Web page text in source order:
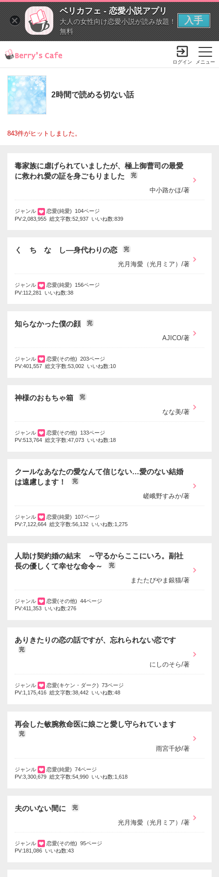
ベリカフェ - 恋愛小説アプリ
大人の女性向け恋愛小説が読み放題！
無料
入手
メニュー
ログイン
2時間で読める切ない話
843件がヒットしました。
毒家族に虐げられていましたが、極上御曹司の最愛
に救われ愛の証を身ごもりました
完
中小路かほ/著
ジャンル
恋愛(純愛) 104ページ
PV:2,083,955 総文字数:52,937 いいね数:839
く ち な し―身代わりの恋 完
光月海愛（光月ミア）/著
ジャンル
恋愛(純愛) 156ページ
PV:112,281 いいね数:38
知らなかった僕の顔 完
AJICO/著
ジャンル
恋愛(その他) 203ページ
PV:401,557 総文字数:53,002 いいね数:10
神様のおもちゃ箱 完
なな美/著
ジャンル
恋愛(その他) 133ページ
PV:513,764 総文字数:47,073 いいね数:18
クールなあなたの愛なんて信じない…愛のない結婚
は遠慮します！
完
嵯峨野すみか/著
ジャンル
恋愛(純愛) 107ページ
PV:7,122,664 総文字数:56,132 いいね数:1,275
人助け契約婚の結末 ～守るからここにいろ。副社
長の優しくて幸せな命令～
完
またたびやま銀猫/著
ジャンル
恋愛(その他) 44ページ
PV:411,353 いいね数:276
ありきたりの恋の話ですが、忘れられない恋です
完
にしのそら/著
ジャンル
恋愛(キケン・ダーク) 73ページ
PV:1,175,416 総文字数:38,442 いいね数:48
再会した敏腕救命医に娘ごと愛し守られています
完
雨宮千紗/著
ジャンル
恋愛(純愛) 74ページ
PV:3,300,679 総文字数:54,990 いいね数:1,618
夫のいない間に 完
光月海愛（光月ミア）/著
ジャンル
恋愛(その他) 95ページ
PV:181,086 いいね数:43